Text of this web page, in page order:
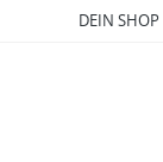
DEIN SHOP